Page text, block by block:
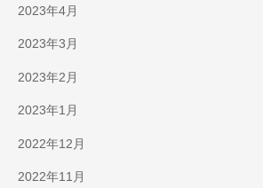
2023年4月
2023年3月
2023年2月
2023年1月
2022年12月
2022年11月